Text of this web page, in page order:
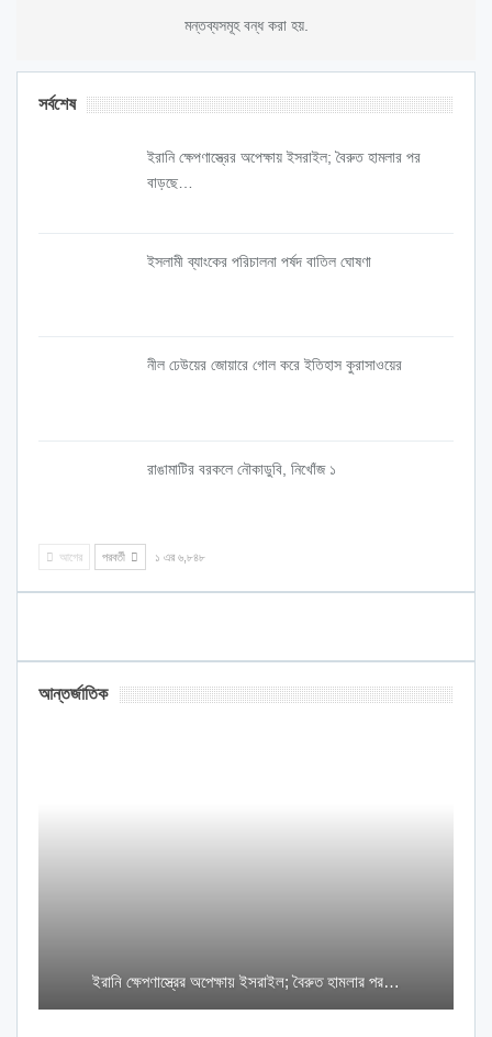
মন্তব্যসমূহ বন্ধ করা হয়.
সর্বশেষ
ইরানি ক্ষেপণাস্ত্রের অপেক্ষায় ইসরাইল; বৈরুত হামলার পর
বাড়ছে…
ইসলামী ব্যাংকের পরিচালনা পর্ষদ বাতিল ঘোষণা
নীল ঢেউয়ের জোয়ারে গোল করে ইতিহাস কুরাসাওয়ের
রাঙামাটির বরকলে নৌকাডুবি, নিখোঁজ ১
আগের পরবর্তী ১ এর ৬,৮৪৮
আন্তর্জাতিক
ইরানি ক্ষেপণাস্ত্রের অপেক্ষায় ইসরাইল; বৈরুত হামলার পর…